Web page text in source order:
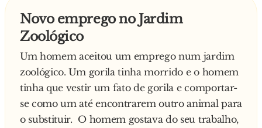
Novo emprego no Jardim
Zoológico
Um homem aceitou um emprego num jardim
zoológico. Um gorila tinha morrido e o homem
tinha que vestir um fato de gorila e comportar-
se como um até encontrarem outro animal para
o substituir. O homem gostava do seu trabalho,